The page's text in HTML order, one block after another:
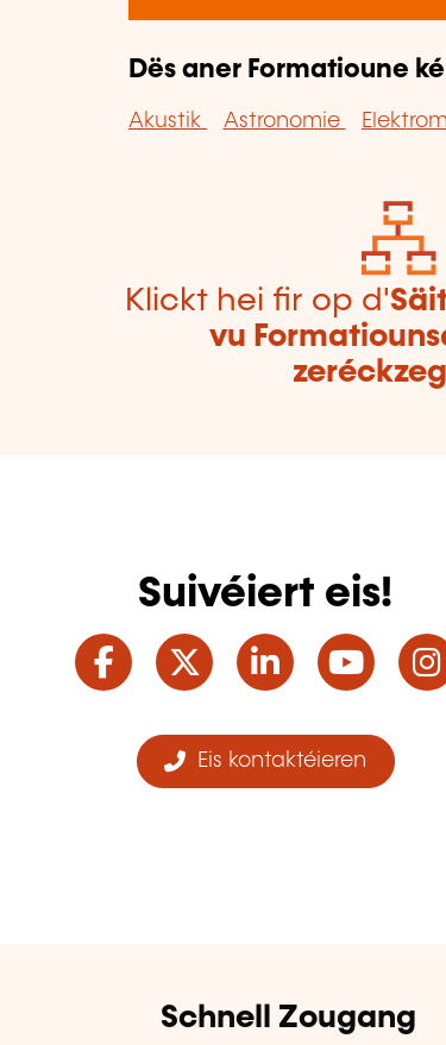
Dës aner Formatioune
Akustik Astronomie
Klickt hei fir op d'
vu
Suivéiert eis!
Facebook
TwitterLinkedIn
Eis kontaktéieren
Schnell Zougang